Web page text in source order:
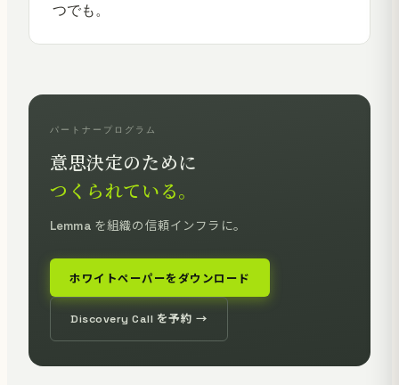
パートナープログラム
意思決定のために
つくられている。
Lemma を組織の信頼インフラに。
ホワイトペーパーをダウンロード
Discovery Call を予約 →